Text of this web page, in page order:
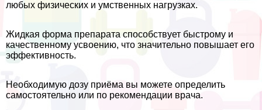
любых физических и умственных нагрузках.
Жидкая форма препарата способствует быстрому и
качественному усвоению, что значительно повышает его
эффективность.
Необходимую дозу приёма вы можете определить
самостоятельно или по рекомендации врача.